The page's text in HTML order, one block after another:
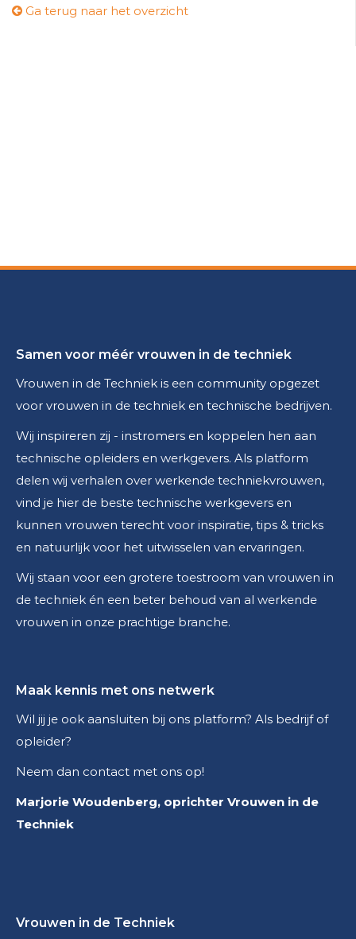
Ga terug naar het overzicht
Samen voor méér vrouwen in de techniek
Vrouwen in de Techniek is een community opgezet
voor vrouwen in de techniek en technische bedrijven.
Wij inspireren zij - instromers en koppelen hen aan
technische opleiders en werkgevers. Als platform
delen wij verhalen over werkende techniekvrouwen,
vind je hier de beste technische werkgevers en
kunnen vrouwen terecht voor inspiratie, tips & tricks
en natuurlijk voor het uitwisselen van ervaringen.
Wij staan voor een grotere toestroom van vrouwen in
de techniek én een beter behoud van al werkende
vrouwen in onze prachtige branche.
Maak kennis met ons netwerk
Wil jij je ook aansluiten bij ons platform? Als bedrijf of
opleider?
Neem dan contact met ons op!
Marjorie Woudenberg, oprichter Vrouwen in de
Techniek
Vrouwen in de Techniek